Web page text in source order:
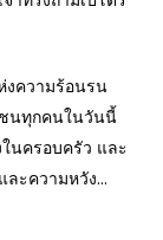
งความร้อนรน
ชนทุกคนในวันนี้
นครอบครัว และ
ละความหวัง…